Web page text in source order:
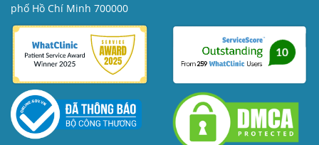
phố Hồ Chí Minh 700000